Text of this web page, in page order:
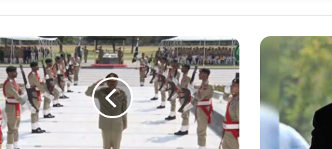
کی نشست سے مستعفی
منسوخ
یوم
تکریم
شہداء،
جنرل
عاصم
منیر
کی
جی